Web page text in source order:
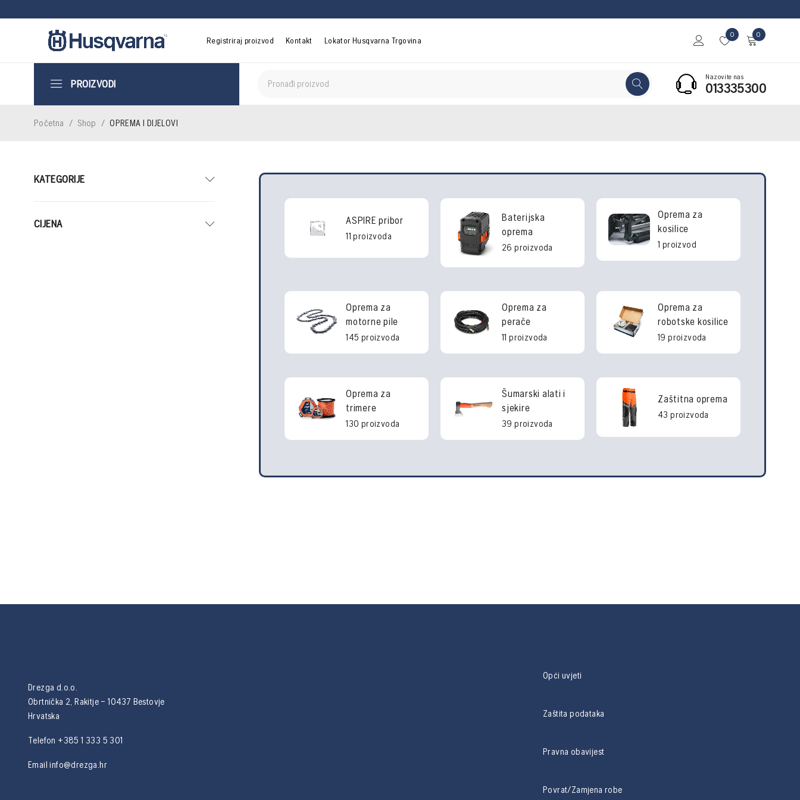
Registriraj proizvod Kontakt Lokator Husqvarna Trgovina
0 0
PROIZVODI
Nazovite nas
013335300
Početna / Shop / OPREMA I DIJELOVI
KATEGORIJE
CIJENA ASPIRE pribor
11 proizvoda
Baterijska
oprema
26 proizvoda
Oprema za
kosilice
1 proizvod
Oprema za
motorne pile
145 proizvoda
Oprema za
perače
11 proizvoda
Oprema za
robotske kosilice
19 proizvoda
Oprema za
trimere
130 proizvoda
Šumarski alati i
sjekire
39 proizvoda
Zaštitna oprema
43 proizvoda
Drezga d.o.o.
Obrtnička 2, Rakitje – 10437 Bestovje
Hrvatska
Telefon +385 1 333 5 301
Emailinfo@drezga.hr
Opći uvjeti
Zaštita podataka
Pravna obavijest
Povrat/Zamjena robe